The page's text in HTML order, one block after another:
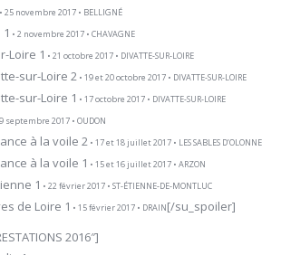
• 25 novembre 2017 • BELLIGNÉ
• 2 novembre 2017 • CHAVAGNE
Loire 1 • 21 octobre 2017 • DIVATTE-SUR-LOIRE
sur-Loire 2 • 19 et 20 octobre 2017 • DIVATTE-SUR-LOIRE
sur-Loire 1 • 17 octobre 2017 • DIVATTE-SUR-LOIRE
septembre 2017 • OUDON
à la voile 2 • 17 et 18 juillet 2017 • LES SABLES D’OLONNE
à la voile 1 • 15 et 16 juillet 2017 • ARZON
1 • 22 février 2017 • ST-ÉTIENNE-DE-MONTLUC
de Loire 1 • 15 février 2017 • DRAIN[/su_spoiler]
2016″]